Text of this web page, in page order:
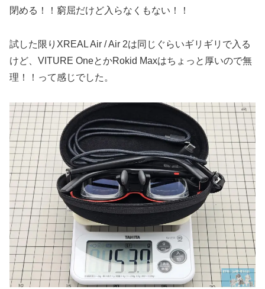
閉める！！窮屈だけど入らなくもない！！
試した限りXREAL Air / Air 2は同じぐらいギリギリで入る
けど、VITURE OneとかRokid Maxはちょっと厚いので無
理！！って感じでした。